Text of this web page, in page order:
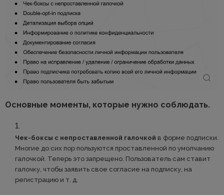
Основные моменты, которые нужно соблюдать.
Чек-боксы с непроставленной галочкой в форме подписки.
Многие до сих пор пользуются проставленной по умолчанию
галочкой. Теперь это запрещено. Пользователь сам ставит
галочку, чтобы заявить свое согласие на подписку, на
регистрацию и т. д.